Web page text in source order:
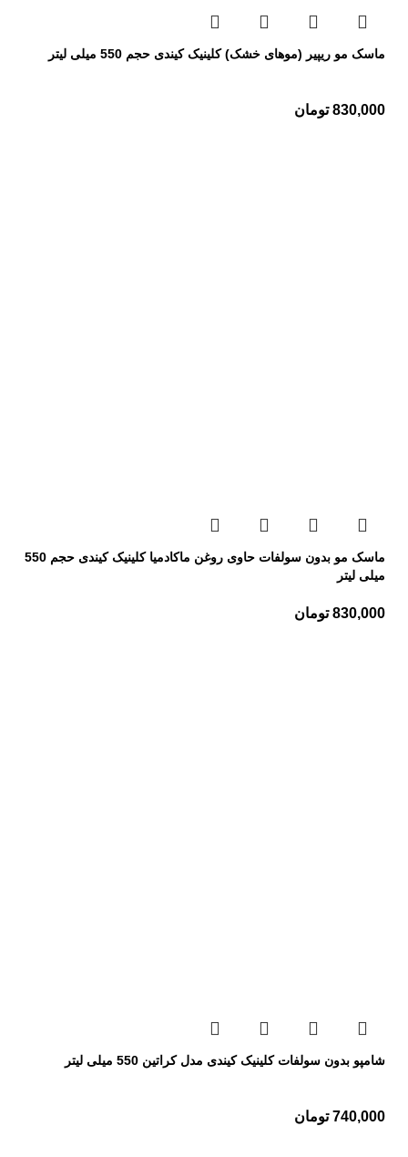
ماسک مو ریپیر (موهای خشک) کلینیک کیندی حجم 550 میلی لیتر
830,000 تومان
ماسک مو بدون سولفات حاوی روغن ماکادمیا کلینیک کیندی حجم 550
میلی لیتر
830,000 تومان
شامپو بدون سولفات کلینیک کیندی مدل کراتین 550 میلی لیتر
740,000 تومان